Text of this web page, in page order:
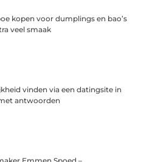
kopen voor dumplings en bao’s
veel smaak
vinden via een datingsite in
antwoorden